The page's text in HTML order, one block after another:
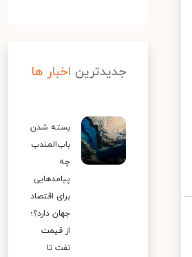
جدیدترین اخبار ها
بسته شدن
باب‌المندب
چه
پیامدهایی
برای اقتصاد
جهان دارد؟؛
از قیمت
نفت تا